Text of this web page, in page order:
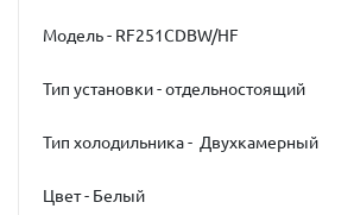
Модель - RF251CDВW/HF
Тип установки - отдельностоящий
Тип холодильника - Двухкамерный
Цвет - Белый